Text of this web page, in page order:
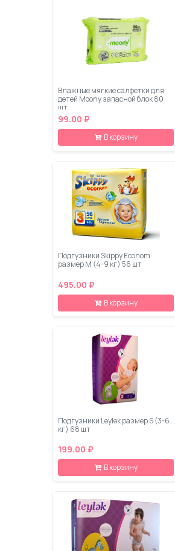
Влажные мягкие салфетки для
детей Moony запасной блок 80
шт
99.00 ₽
В корзину
Подгузники Skippy Econom
размер M (4-9 кг) 56 шт
495.00 ₽
В корзину
Подгузники Leylеk размер S (3-6
кг) 68 шт
199.00 ₽
В корзину